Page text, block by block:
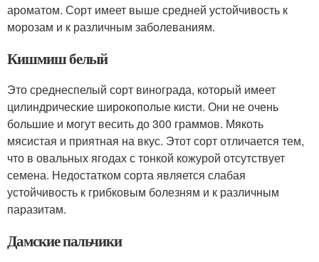
ароматом. Сорт имеет выше средней устойчивость к
морозам и к различным заболеваниям.
Кишмиш белый
Это среднеспелый сорт винограда, который имеет
цилиндрические широкополые кисти. Они не очень
большие и могут весить до 300 граммов. Мякоть
мясистая и приятная на вкус. Этот сорт отличается тем,
что в овальных ягодах с тонкой кожурой отсутствует
семена. Недостатком сорта является слабая
устойчивость к грибковым болезням и к различным
паразитам.
Дамские пальчики